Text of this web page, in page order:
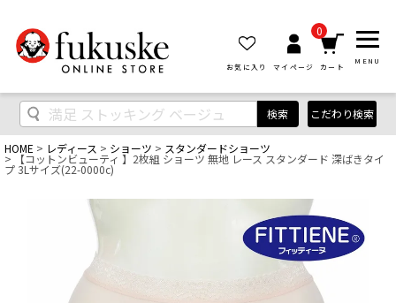
お気に入り マイページ
0
カート
MENU
検索 こだわり検索
HOME レディース ショーツ スタンダードショーツ
【コットンビューティ 】2枚組 ショーツ 無地 レース スタンダード 深ばきタイ
プ 3Lサイズ(22-0000c)